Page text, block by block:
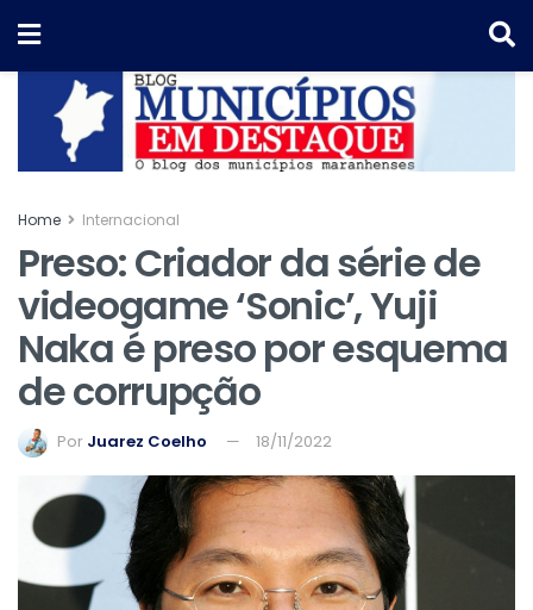
Home Internacional
Preso: Criador da série de
videogame ‘Sonic’, Yuji
Naka é preso por esquema
de corrupção
Por Juarez Coelho 18/11/2022